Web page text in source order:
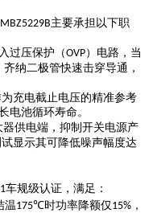
主要承担以下职
过压保护（OVP）电路，当
纳二极管快速击穿导通，
充电截止电压的精准参考
电池循环寿命。
供电端，抑制开关电源产
试显示其可降低噪声幅度达
车规级认证，满足：
温175℃时功率降额仅 15% ，